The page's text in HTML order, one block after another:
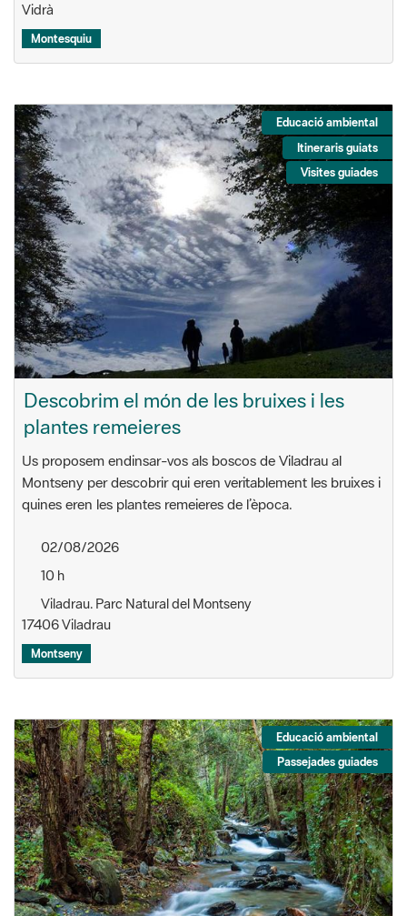
Vidrà
Montesquiu
Educació ambiental
Itineraris guiats
Visites guiades
Descobrim el món de les bruixes i les
plantes remeieres
Us proposem endinsar-vos als boscos de Viladrau al
Montseny per descobrir qui eren veritablement les bruixes i
quines eren les plantes remeieres de l’època.
02/08/2026
10 h
Viladrau. Parc Natural del Montseny
17406 Viladrau
Montseny
Educació ambiental
Passejades guiades